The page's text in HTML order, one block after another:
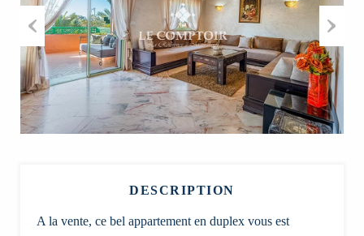
Previous Next
DESCRIPTION
A la vente, ce bel appartement en duplex vous est